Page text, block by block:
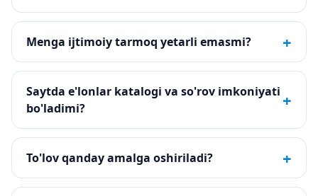
Menga ijtimoiy tarmoq yetarli emasmi? +
Saytda e'lonlar katalogi va so'rov imkoniyati
bo'ladimi?
+
To'lov qanday amalga oshiriladi? +